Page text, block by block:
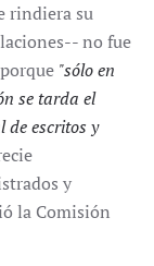
rindiera su
no fue
"sólo en
se tarda el
de escritos y
y
la Comisión